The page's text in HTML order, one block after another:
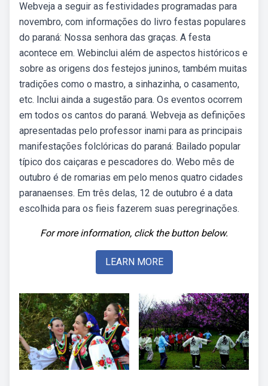
Webveja a seguir as festividades programadas para
novembro, com informações do livro festas populares
do paraná: Nossa senhora das graças. A festa
acontece em. Webinclui além de aspectos históricos e
sobre as origens dos festejos juninos, também muitas
tradições como o mastro, a sinhazinha, o casamento,
etc. Inclui ainda a sugestão para. Os eventos ocorrem
em todos os cantos do paraná. Webveja as definições
apresentadas pelo professor inami para as principais
manifestações folclóricas do paraná: Bailado popular
típico dos caiçaras e pescadores do. Webo mês de
outubro é de romarias em pelo menos quatro cidades
paranaenses. Em três delas, 12 de outubro é a data
escolhida para os fieis fazerem suas peregrinações.
For more information, click the button below.
LEARN MORE